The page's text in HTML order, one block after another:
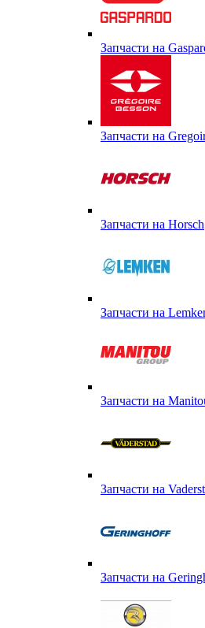
Запчасти на
Запчасти на
Запчасти на Horsch
Запчасти на
Запчасти на
Запчасти на
Запчасти на